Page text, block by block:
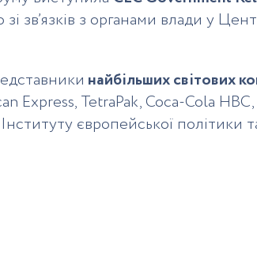
зв’язків з органами влади у
найбільших світових
Express, TetraPak, Coca-Cola
європейської політики